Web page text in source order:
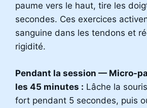
paume vers le haut, tire les
secondes. Ces exercices
sanguine dans les tendons et
rigidité.
Pendant la session — Micro-
les 45 minutes : Lâche la
fort pendant 5 secondes, puis